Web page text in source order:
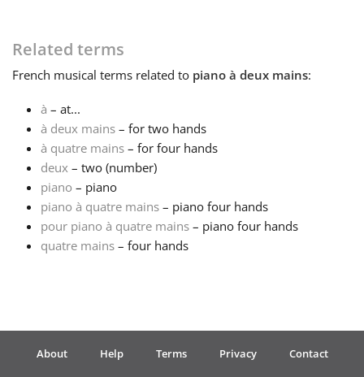
Français
हिन्दी
Italiano
日本語
Português
Related terms
French musical terms related to piano à deux mains:
à – at...
à deux mains – for two hands
à quatre mains – for four hands
deux – two (number)
piano – piano
piano à quatre mains – piano four hands
pour piano à quatre mains – piano four hands
quatre mains – four hands
About Help Terms Privacy Contact